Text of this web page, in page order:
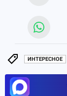
ИНТЕРЕСНОЕ